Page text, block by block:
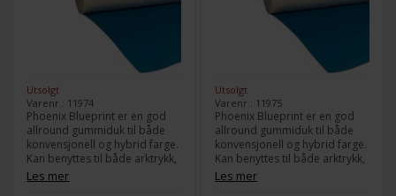
Utsolgt
Varenr.: 11974
Phoenix Blueprint er en god
allround gummiduk til både
konvensjonell og hybrid farge.
Kan benyttes til både arktrykk,
emballasje, metalltryk og tørr
offset
Les mer
Utsolgt
Varenr.: 11975
Phoenix Blueprint er en god
allround gummiduk til både
konvensjonell og hybrid farge.
Kan benyttes til både arktrykk,
emballasje, metalltryk og tørr
offset
Les mer